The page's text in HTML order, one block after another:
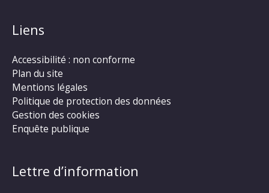
Liens
Accessibilité : non conforme
Plan du site
Mentions légales
Politique de protection des données
Gestion des cookies
Enquête publique
Lettre d’information